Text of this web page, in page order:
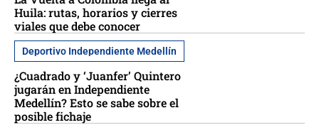
Huila: rutas, horarios y cierres
viales que debe conocer
Deportivo Independiente Medellín
¿Cuadrado y ‘Juanfer’ Quintero
jugarán en Independiente
Medellín? Esto se sabe sobre el
posible fichaje